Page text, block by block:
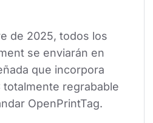
de 2025, todos los
se enviarán en
que incorpora
totalmente regrabable
OpenPrintTag.